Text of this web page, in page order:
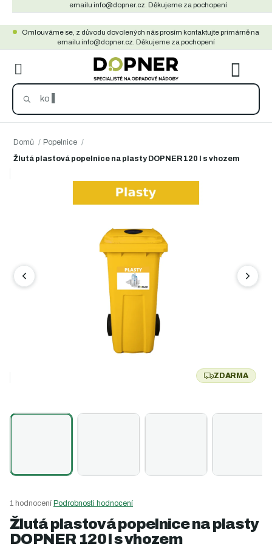
obsah
emailu info@dopner.cz. Děkujeme za pochopení
Omlouváme se, z důvodu dovolených nás prosím kontaktujte primárně na
emailu info@dopner.cz. Děkujeme za pochopení
KOŠÍK
Domů / Popelnice /
Žlutá plastová popelnice na plasty DOPNER 120 l s vhozem
Průměrné
hodnocení
produktu
je
1 hodnocení Podrobnosti hodnocení
Žlutá plastová popelnice na plasty
DOPNER 120 l s vhozem
Z
M
ZDARMA